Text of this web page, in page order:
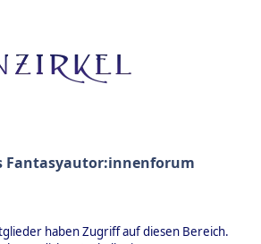
Fantasyautor:innenforum
haben Zugriff auf diesen Bereich.